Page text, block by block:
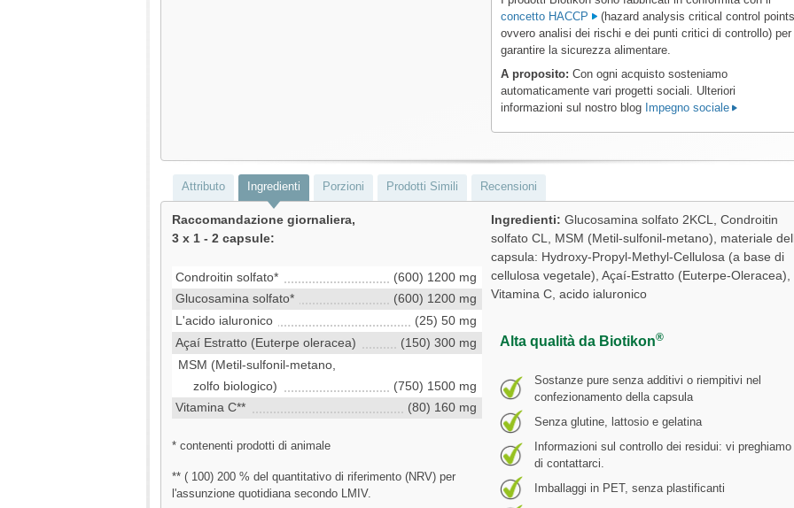
concetto HACCP
(hazard analysis critical control
ovvero analisi dei rischi e dei punti critici di controllo) per
garantire la sicurezza alimentare.
A proposito: Con ogni acquisto sosteniamo
automaticamente vari progetti sociali. Ulteriori
informazioni sul nostro blog Impegno sociale
Attributo Ingredienti Porzioni Prodotti Simili Recensioni
Raccomandazione giornaliera,
3 x 1 - 2 capsule:
Condroitin solfato*
(600) 1200 mg
Glucosamina solfato*
(600) 1200 mg
L'acido ialuronico
(25) 50 mg
Açaí Estratto (Euterpe oleracea)
(150) 300 mg
MSM (Metil-sulfonil-metano,
zolfo biologico)
(750) 1500 mg
Vitamina C**
(80) 160 mg
* contenenti prodotti di animale
** ( 100) 200 % del quantitativo di riferimento (NRV) per
l'assunzione quotidiana secondo LMIV.
Ingredienti: Glucosamina solfato 2KCL, Condroitin
solfato CL, MSM (Metil-sulfonil-metano), materiale
capsula: Hydroxy-Propyl-Methyl-Cellulosa (a base di
cellulosa vegetale), Açaí-Estratto (Euterpe-Oleracea),
Vitamina C, acido ialuronico
Alta qualità da Biotikon®
Sostanze pure senza additivi o riempitivi nel
confezionamento della capsula
Senza glutine, lattosio e gelatina
Informazioni sul controllo dei residui: vi preghiamo
di contattarci.
Imballaggi in PET, senza plastificanti